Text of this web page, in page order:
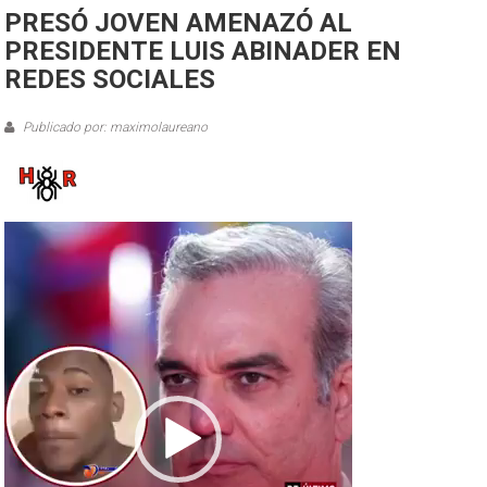
PRESÓ JOVEN AMENAZÓ AL
PRESIDENTE LUIS ABINADER EN
REDES SOCIALES
Publicado por: maximolaureano
Reproductor